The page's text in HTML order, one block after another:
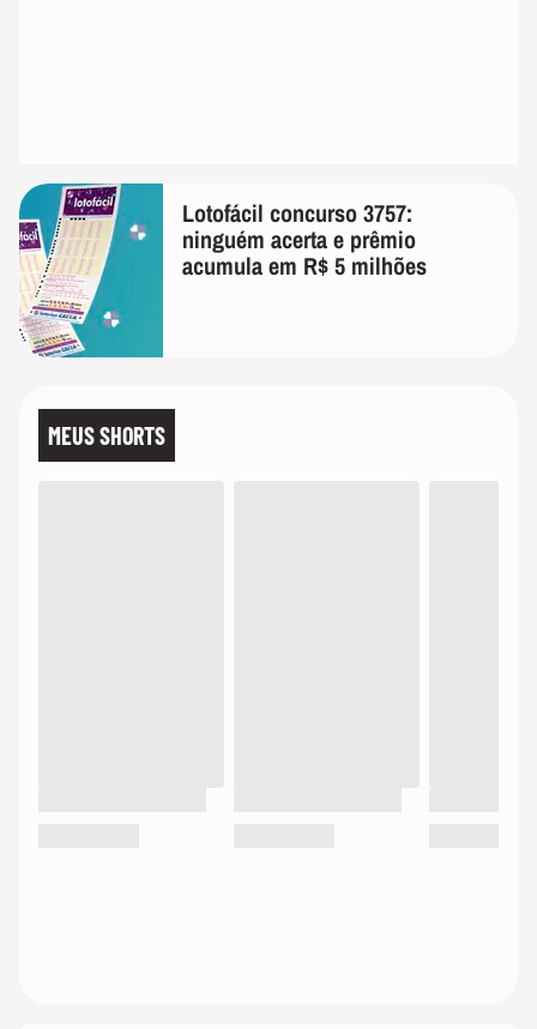
Lotofácil concurso 3757:
ninguém acerta e prêmio
acumula em R$ 5 milhões
MEUS SHORTS